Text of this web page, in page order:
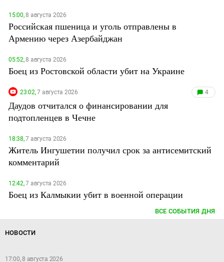
15:00,8 августа 2026
Российская пшеница и уголь отправлены в
Армению через Азербайджан
05:52,8 августа 2026
Боец из Ростовской области убит на Украине
23:02,7 августа 2026 4
Даудов отчитался о финансировании для
подтопленцев в Чечне
18:38,7 августа 2026
Житель Ингушетии получил срок за антисемитский
комментарий
12:42,7 августа 2026
Боец из Калмыкии убит в военной операции
ВСЕ СОБЫТИЯ ДНЯ
НОВОСТИ
17:00, 8 августа 2026